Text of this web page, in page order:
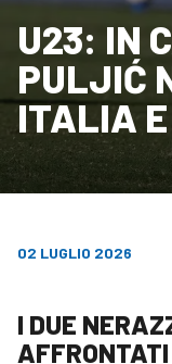
U23: IN
PULJIĆ
ITALIA
02 LUGLIO 2026
I DUE